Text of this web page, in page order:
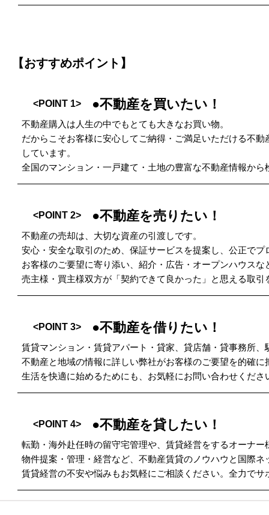
【おすすめポイント】
<POINT 1> ●不動産を買いたい！
不動産購入は人生の中でもとても大きなお買い物。
だからこそお客様に安心してご納得・ご満足いただける不
しています。
全国のマンション・一戸建て・土地の豊富な不動産情報から
<POINT 2> ●不動産を売りたい！
不動産の売却は、大切な資産の引渡しです。
安心・安全な取引のため、保証サービスを提案し、公正で
お客様のご要望に寄り添い、紹介・広告・オープンハウス
売主様・買主様双方が「契約できて良かった」と思える取引
<POINT 3> ●不動産を借りたい！
賃貸マンション・賃貸アパート・貸家、貸店舗・貸事務所
不動産と地域の情報に詳しい弊社がお客様のご要望を的確
生活を快適に始めるためにも、お気軽にお問い合わせくださ
<POINT 4> ●不動産を貸したい！
転勤・海外赴任時の留守宅管理や、賃貸経営をするオーナ
物件提案・管理・経営など、不動産賃貸のノウハウと国際ネ
賃貸経営の不安や悩みもお気軽にご相談ください。全力でサ